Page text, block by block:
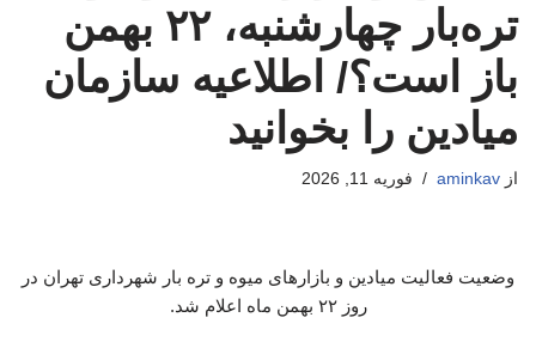
تره‌بار چهارشنبه، ۲۲ بهمن
باز است؟/ اطلاعیه سازمان
میادین را بخوانید
از aminkav فوریه 11, 2026
وضعیت فعالیت میادین و بازارهای میوه و تره بار شهرداری تهران در
روز ۲۲ بهمن ماه اعلام شد.